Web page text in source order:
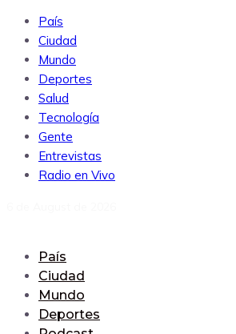
País
Ciudad
Mundo
Deportes
Salud
Tecnología
Gente
Entrevistas
Radio en Vivo
País
Ciudad
Mundo
Deportes